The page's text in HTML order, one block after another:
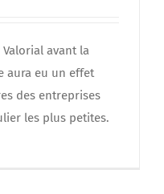
avant la
aura eu un effet
des entreprises
les plus petites.